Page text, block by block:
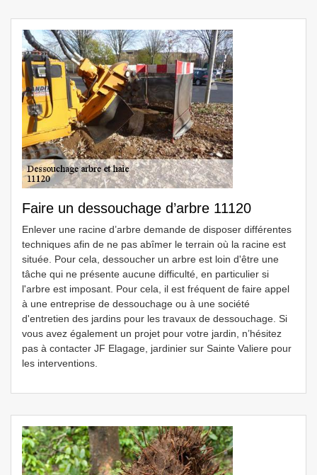
Faire un dessouchage d’arbre 11120
Enlever une racine d’arbre demande de disposer différentes
techniques afin de ne pas abîmer le terrain où la racine est
située. Pour cela, dessoucher un arbre est loin d'être une
tâche qui ne présente aucune difficulté, en particulier si
l'arbre est imposant. Pour cela, il est fréquent de faire appel
à une entreprise de dessouchage ou à une société
d'entretien des jardins pour les travaux de dessouchage. Si
vous avez également un projet pour votre jardin, n’hésitez
pas à contacter JF Elagage, jardinier sur Sainte Valiere pour
les interventions.